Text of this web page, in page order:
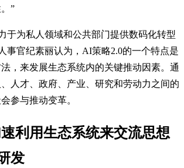
”
于为私人领域和公共部门提供数码化转型
事官纪素丽认为，AI策略2.0的一个特点是
，来发展生态系统内的关键推动因素。通
人才、政府、产业、研究和劳动力之间的
参与推动变革。
利用生态系统来交流思想
发